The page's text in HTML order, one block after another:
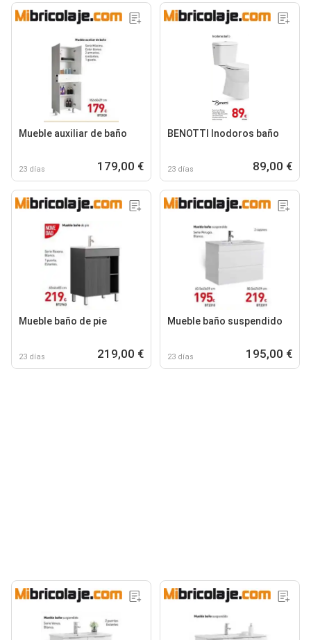
Mueble auxiliar de baño
23 días 179,00 €
BENOTTI Inodoros baño
23 días 89,00 €
Mueble baño de pie
23 días 219,00 €
Mueble baño suspendido
23 días 195,00 €